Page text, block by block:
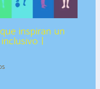
inspiran un
|